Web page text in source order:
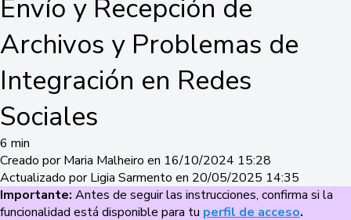
Envío y Recepción de
Archivos y Problemas de
Integración en Redes
Sociales
6 min
Creado por Maria Malheiro en 16/10/2024 15:28
Actualizado por Ligia Sarmento en 20/05/2025 14:35
Importante: Antes de seguir las instrucciones, confirma si la
funcionalidad está disponible para tu perfil de acceso.